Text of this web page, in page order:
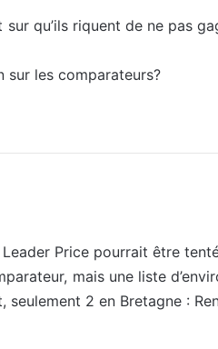
sur qu’ils riquent de ne pas
sur les comparateurs?
Price pourrait être
mais une liste
seulement 2 en Bretagne :